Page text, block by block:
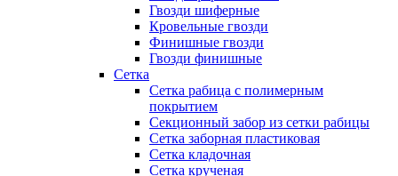
Гвозди шиферные
Кровельные гвозди
Финишные гвозди
Гвозди финишные
Сетка
Сетка рабица с полимерным
покрытием
Секционный забор из сетки рабицы
Сетка заборная пластиковая
Сетка кладочная
Сетка крученая